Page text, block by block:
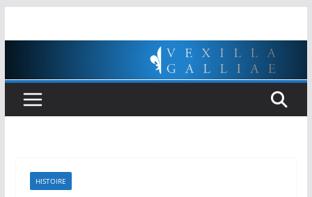
HISTOIRE